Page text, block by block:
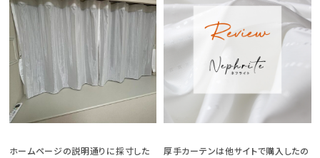
ホームページの説明通りに採寸した
厚手カーテンは他サイトで購入したの